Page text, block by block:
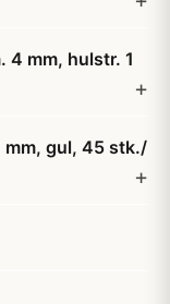
4 mm, hulstr. 1
mm, gul, 45 stk./